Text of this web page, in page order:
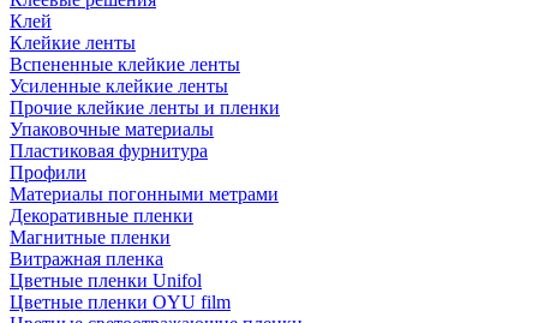
Клей
Клейкие ленты
Вспененные клейкие ленты
Усиленные клейкие ленты
Прочие клейкие ленты и пленки
Упаковочные материалы
Пластиковая фурнитура
Профили
Материалы погонными метрами
Декоративные пленки
Магнитные пленки
Витражная пленка
Цветные пленки Unifol
Цветные пленки OYU film